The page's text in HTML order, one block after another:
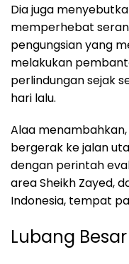
Dia juga
memperhebat
pengungsian yang
melakukan
perlindungan sejak
hari lalu.
Alaa
bergerak ke jalan
dengan perintah
area Sheikh Zayed,
Indonesia, tempat
Lubang Besar